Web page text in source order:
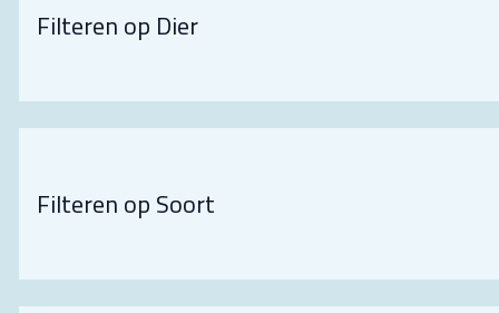
Filteren op Dier
Filteren op Soort